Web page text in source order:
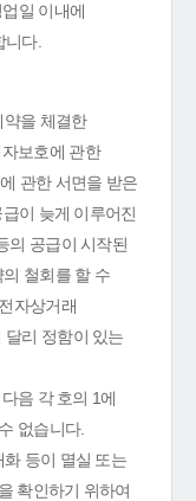
일 이내에
다.
을 체결한
보호에 관한
관한 서면을 받은
이 늦게 이루어진
의 공급이 시작된
철회를 할 수
자상거래
달리 정함이 있는
음 각 호의 1에
없습니다.
등이 멸실 또는
확인하기 위하여